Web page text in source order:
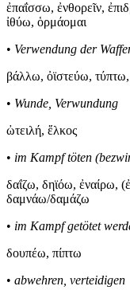
ἐπαΐσσω, ἐνθορεῖν, ἐ
ἰθύω, ὁρμάομαι
• Verwendung der
βάλλω, ὀϊστεύω, τύ
• Wunde, Verwundung
ὠτειλή, ἕλκος
• im Kampf töten
δαΐζω, δηϊόω, ἐναίρω, (ἐ
δαμνάω/δαμάζω
• im Kampf getötet
δουπέω, πίπτω
• abwehren, verteidigen